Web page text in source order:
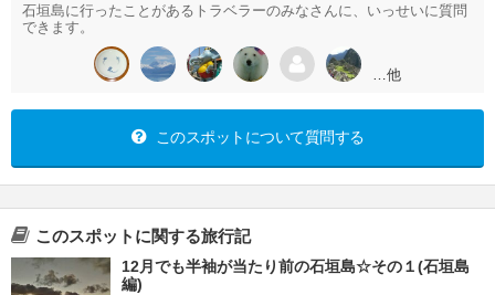
石垣島に行ったことがあるトラベラーのみなさんに、いっせいに質問
できます。
…他
このスポットについて質問する
このスポットに関する旅行記
12月でも半袖が当たり前の石垣島☆その１(石垣島
編)